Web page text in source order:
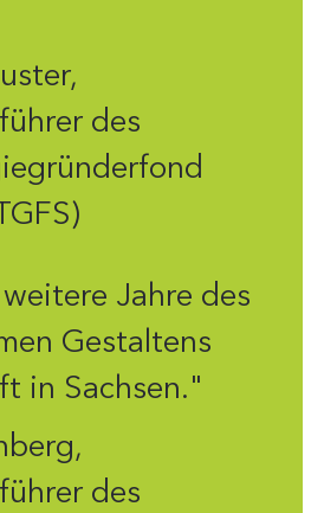
des
Jahre des
Gestaltens
in Sachsen."
des